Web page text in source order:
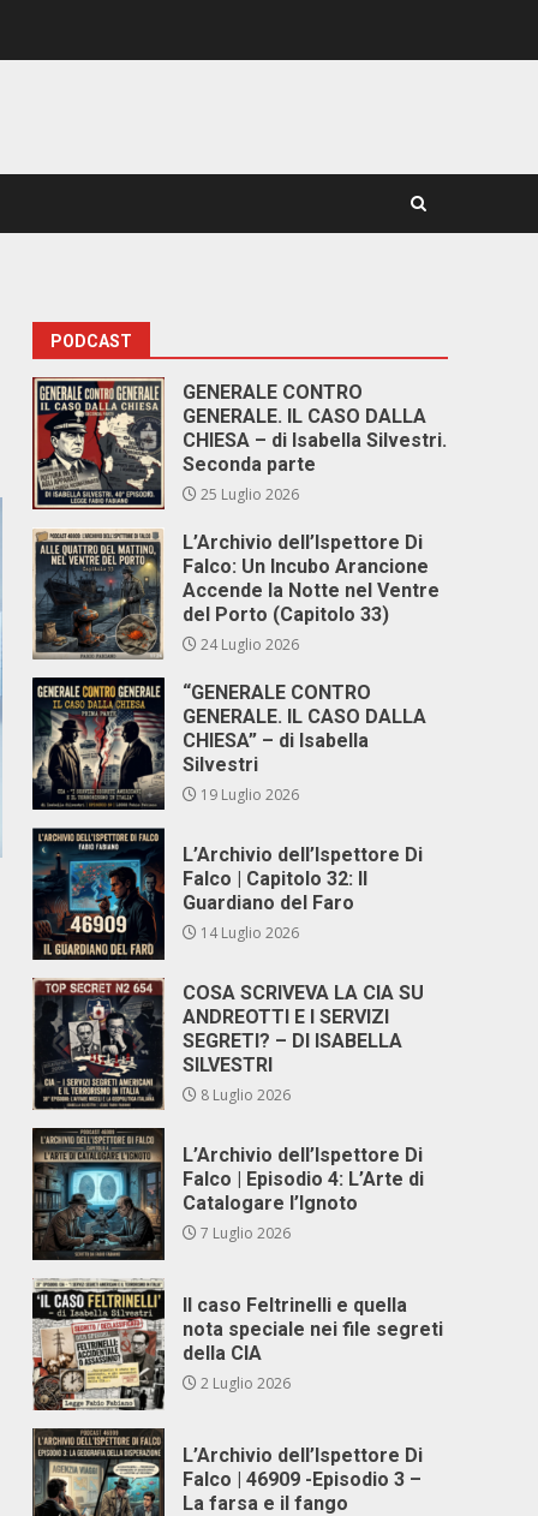
PODCAST
GENERALE CONTRO
GENERALE. IL CASO DALLA
CHIESA – di Isabella Silvestri.
Seconda parte
25 Luglio 2026
L’Archivio dell’Ispettore Di
Falco: Un Incubo Arancione
Accende la Notte nel Ventre
del Porto (Capitolo 33)
24 Luglio 2026
“GENERALE CONTRO
GENERALE. IL CASO DALLA
CHIESA” – di Isabella
Silvestri
19 Luglio 2026
L’Archivio dell’Ispettore Di
Falco | Capitolo 32: Il
Guardiano del Faro
14 Luglio 2026
COSA SCRIVEVA LA CIA SU
ANDREOTTI E I SERVIZI
SEGRETI? – DI ISABELLA
SILVESTRI
8 Luglio 2026
L’Archivio dell’Ispettore Di
Falco | Episodio 4: L’Arte di
Catalogare l’Ignoto
7 Luglio 2026
Il caso Feltrinelli e quella
nota speciale nei file segreti
della CIA
2 Luglio 2026
L’Archivio dell’Ispettore Di
Falco | 46909 -Episodio 3 –
La farsa e il fango